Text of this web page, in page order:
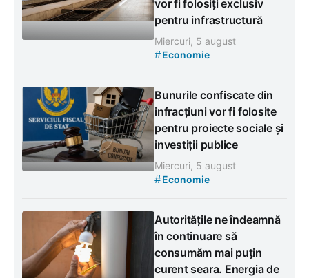
vor fi folosiți exclusiv
pentru infrastructură
Miercuri, 5 august
#Economie
Bunurile confiscate din
infracțiuni vor fi folosite
pentru proiecte sociale și
investiții publice
Miercuri, 5 august
#Economie
Autoritățile ne îndeamnă
în continuare să
consumăm mai puțin
curent seara. Energia de